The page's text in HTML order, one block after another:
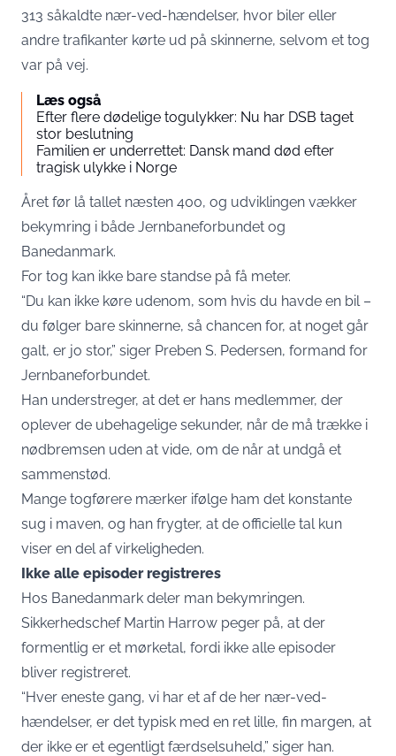
313 såkaldte nær-ved-hændelser, hvor biler eller
andre trafikanter kørte ud på skinnerne, selvom et tog
var på vej.
Læs også
Efter flere dødelige togulykker: Nu har DSB taget
stor beslutning
Familien er underrettet: Dansk mand død efter
tragisk ulykke i Norge
Året før lå tallet næsten 400, og udviklingen vækker
bekymring i både Jernbaneforbundet og
Banedanmark.
For tog kan ikke bare standse på få meter.
“Du kan ikke køre udenom, som hvis du havde en bil –
du følger bare skinnerne, så chancen for, at noget går
galt, er jo stor,” siger Preben S. Pedersen, formand for
Jernbaneforbundet.
Han understreger, at det er hans medlemmer, der
oplever de ubehagelige sekunder, når de må trække i
nødbremsen uden at vide, om de når at undgå et
sammenstød.
Mange togførere mærker ifølge ham det konstante
sug i maven, og han frygter, at de officielle tal kun
viser en del af virkeligheden.
Ikke alle episoder registreres
Hos Banedanmark deler man bekymringen.
Sikkerhedschef Martin Harrow peger på, at der
formentlig er et mørketal, fordi ikke alle episoder
bliver registreret.
“Hver eneste gang, vi har et af de her nær-ved-
hændelser, er det typisk med en ret lille, fin margen, at
der ikke er et egentligt færdselsuheld,” siger han.